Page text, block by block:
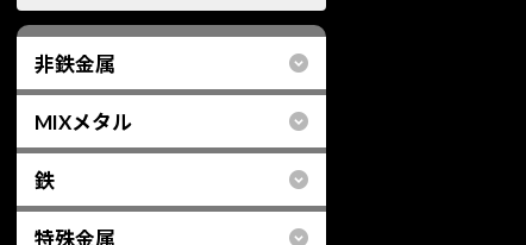
ー
リ
ク
非鉄金属
MIXメタル
鉄
特殊金属